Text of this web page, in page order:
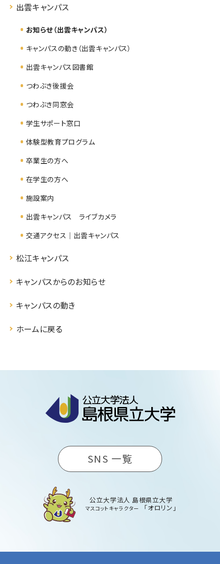
出雲キャンパス
お知らせ（出雲キャンパス）
キャンパスの動き（出雲キャンパス）
出雲キャンパス図書館
つわぶき後援会
つわぶき同窓会
学生サポート窓口
体験型教育プログラム
卒業生の方へ
在学生の方へ
施設案内
出雲キャンパス ライブカメラ
交通アクセス｜出雲キャンパス
松江キャンパス
キャンパスからのお知らせ
キャンパスの動き
ホームに戻る
SNS 一覧
公立大学法人 島根県立大学
マスコットキャラクター 「オロリン」